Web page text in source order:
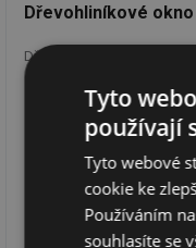
Dřevohliníkové
Dřevohliníkové okno
smrkové lamely,
Tyto
používají
Tyto webové
cookie ke
Používáním
souhlasíte se